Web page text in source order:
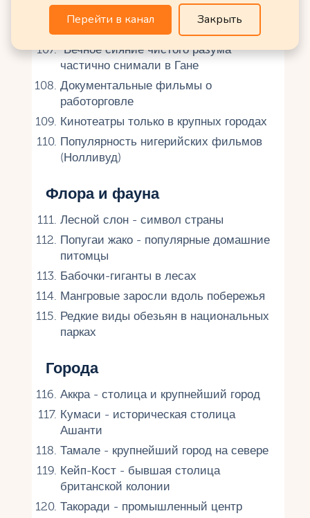
"Голливуд" - киноиндустрия Ганы
"Вечное сияние чистого разума"
частично снимали в Гане
Документальные фильмы о
работорговле
Кинотеатры только в крупных городах
Популярность нигерийских фильмов
(Нолливуд)
Флора и фауна
Лесной слон - символ страны
Попугаи жако - популярные домашние
питомцы
Бабочки-гиганты в лесах
Мангровые заросли вдоль побережья
Редкие виды обезьян в национальных
парках
Города
Аккра - столица и крупнейший город
Кумаси - историческая столица
Ашанти
Тамале - крупнейший город на севере
Кейп-Кост - бывшая столица
британской колонии
Такоради - промышленный центр
Перейти в канал Закрыть